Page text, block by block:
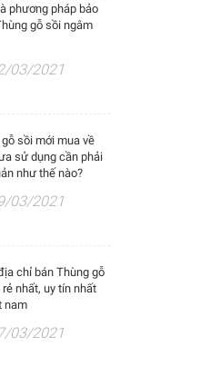
phương pháp bảo
gỗ sồi ngâm
03/2021
sồi mới mua về
sử dụng cần phải
như thế nào?
03/2021
chỉ bán Thùng gỗ
nhất, uy tín nhất
nam
03/2021